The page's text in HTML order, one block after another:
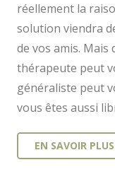
réellement la
solution viendra
de vos amis.
thérapeute peut
généraliste peut
vous êtes aussi
EN SAVOIR PLUS